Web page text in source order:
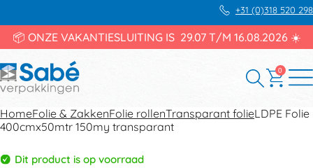
+31 (0)318 520 298
📦 ONZE VAKANTIESLUITING IS 29.07 T/M 16.08.2026 ☀️
0
HomeFolie & ZakkenFolie rollenTransparant folieLDPE Folie
400cmx50mtr 150my transparant
Dit product is op voorraad